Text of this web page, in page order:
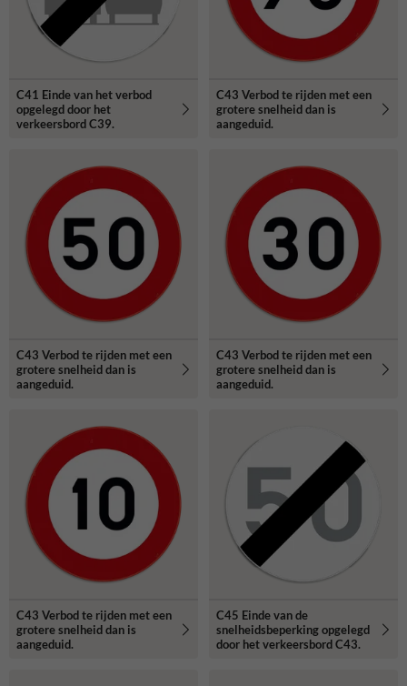
C41 Einde van het verbod
opgelegd door het
verkeersbord C39.
C43 Verbod te rijden met een
grotere snelheid dan is
aangeduid.
C43 Verbod te rijden met een
grotere snelheid dan is
aangeduid.
C43 Verbod te rijden met een
grotere snelheid dan is
aangeduid.
C43 Verbod te rijden met een
grotere snelheid dan is
aangeduid.
C45 Einde van de
snelheidsbeperking opgelegd
door het verkeersbord C43.